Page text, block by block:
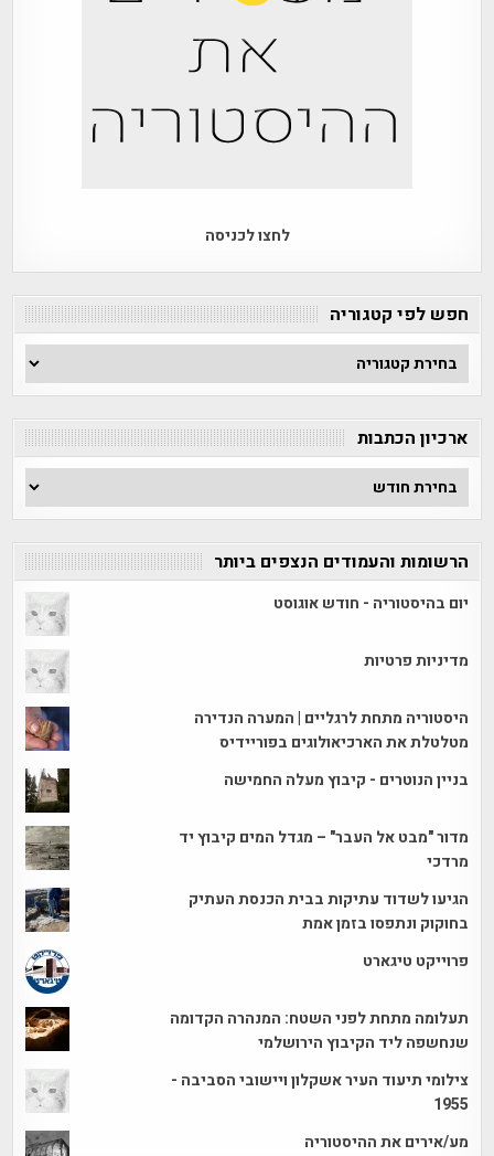
לחצו לכניסה
חפש לפי קטגוריה
חפש
לפי
ארכיון הכתבות
ארכיון
הכתבות
הרשומות והעמודים הנצפים ביותר
יום בהיסטוריה - חודש אוגוסט
מדיניות פרטיות
היסטוריה מתחת לרגליים | המערה הנדירה
מטלטלת את הארכיאולוגים בפוריידיס
בניין הנוטרים - קיבוץ מעלה החמישה
מדור "מבט אל העבר" – מגדל המים קיבוץ יד
מרדכי
הגיעו לשדוד עתיקות בבית הכנסת העתיק
בחוקוק ונתפסו בזמן אמת
פרוייקט טיגארט
תעלומה מתחת לפני השטח: המנהרה הקדומה
שנחשפה ליד הקיבוץ הירושלמי
צילומי תיעוד העיר אשקלון ויישובי הסביבה -
1955
מע/אירים את ההיסטוריה